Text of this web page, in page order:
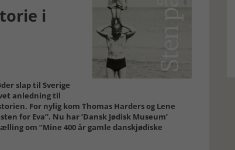
i
slap til Sverige
anledning til
For nylig kom Thomas Harders og Lene
for Eva”. Nu har ’Dansk Jødisk Museum’
om ”Mine 400 år gamle danskjødiske